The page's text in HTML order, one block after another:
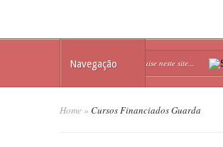
Navegação
Home » Cursos Financiados Guarda